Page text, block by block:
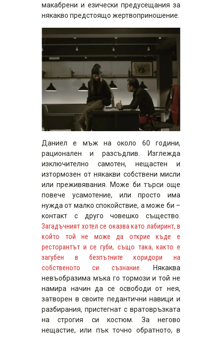
макабрени и езически предусещания за
някакво предстоящо жертвоприношение.
Даниел е мъж на около 60 години,
рационален и разсъдлив. Изглежда
изключително самотен, нещастен и
изтормозен от някакви собствени мисли
или преживявания. Може би търси още
повече усамотение, или просто има
нужда от малко спокойствие, а може би –
контакт с друго човешко същество.
Загадъчният хотел се оказва като лабиринт, в
който той не може да открие къде е
ресторантът и се губи, също така, както е
загубен в безпътните коридори на
собственото си съзнание.
Някаква
невъобразима мъка го тормози и той не
намира начин да се освободи от нея,
затворен в своите педантични навици и
разбирания, пристегнат с вратовръзката
на строгия си костюм. За негово
нещастие, или пък точно обратното, в